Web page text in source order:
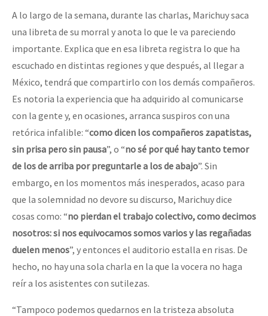
A lo largo de la semana, durante las charlas, Marichuy saca
una libreta de su morral y anota lo que le va pareciendo
importante. Explica que en esa libreta registra lo que ha
escuchado en distintas regiones y que después, al llegar a
México, tendrá que compartirlo con los demás compañeros.
Es notoria la experiencia que ha adquirido al comunicarse
con la gente y, en ocasiones, arranca suspiros con una
retórica infalible: “como dicen los compañeros zapatistas,
sin prisa pero sin pausa”, o “no sé por qué hay tanto temor
de los de arriba por preguntarle a los de abajo”. Sin
embargo, en los momentos más inesperados, acaso para
que la solemnidad no devore su discurso, Marichuy dice
cosas como: “no pierdan el trabajo colectivo, como decimos
nosotros: si nos equivocamos somos varios y las regañadas
duelen menos”, y entonces el auditorio estalla en risas. De
hecho, no hay una sola charla en la que la vocera no haga
reír a los asistentes con sutilezas.
“Tampoco podemos quedarnos en la tristeza absoluta